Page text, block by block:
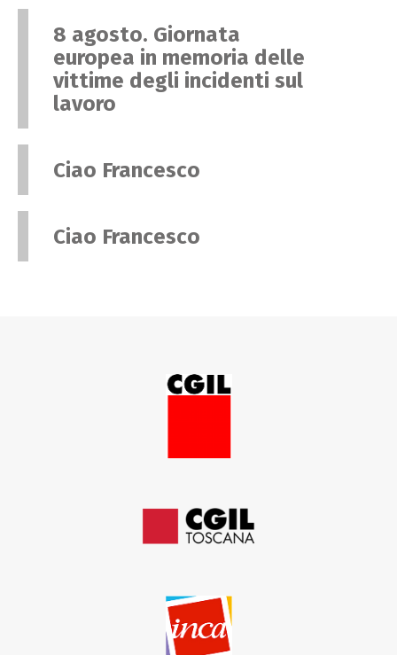
8 agosto. Giornata
europea in memoria delle
vittime degli incidenti sul
lavoro
Ciao Francesco
Ciao Francesco